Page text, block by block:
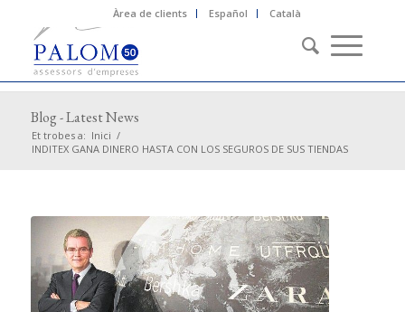
Àrea de clients Español Català
Blog - Latest News
Et trobes a: Inici /
INDITEX GANA DINERO HASTA CON LOS SEGUROS DE SUS TIENDAS